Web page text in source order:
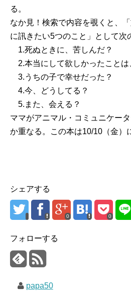
る。
なか見！検索で内容を覗くと、
に訊きたい5つのこと」として次
1.死ぬときに、苦しんだ？
2.本当にして欲しかったことは
3.うちの子で幸せだった？
4.今、どうしてる？
5.また、会える？
ママがアニマル・コミュニケー
か重なる。この本は10/10（金）
シェアする
0 0
フォローする
papa50